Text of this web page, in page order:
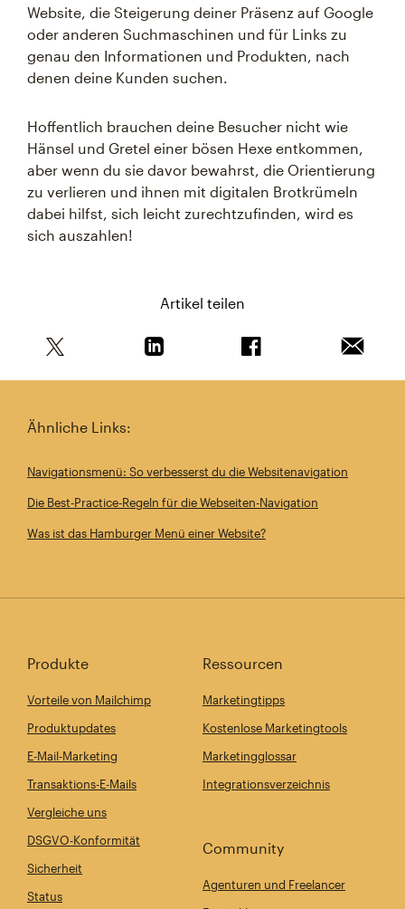
Website, die Steigerung deiner Präsenz auf Google
oder anderen Suchmaschinen und für Links zu
genau den Informationen und Produkten, nach
denen deine Kunden suchen.
Hoffentlich brauchen deine Besucher nicht wie
Hänsel und Gretel einer bösen Hexe entkommen,
aber wenn du sie davor bewahrst, die Orientierung
zu verlieren und ihnen mit digitalen Brotkrümeln
dabei hilfst, sich leicht zurechtzufinden, wird es
sich auszahlen!
Artikel teilen
Ähnliche Links:
Navigationsmenü: So verbesserst du die Websitenavigation
Die Best-Practice-Regeln für die Webseiten-Navigation
Was ist das Hamburger Menü einer Website?
Produkte
Vorteile von Mailchimp
Produktupdates
E-Mail-Marketing
Transaktions-E-Mails
Vergleiche uns
DSGVO-Konformität
Sicherheit
Status
Ressourcen
Marketingtipps
Kostenlose Marketingtools
Marketingglossar
Integrationsverzeichnis
Community
Agenturen und Freelancer